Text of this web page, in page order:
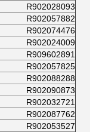
R902028093
R902057882
R902074476
R902024009
R909602891
R902057825
R902088288
R902090873
R902032721
R902087762
R902053527